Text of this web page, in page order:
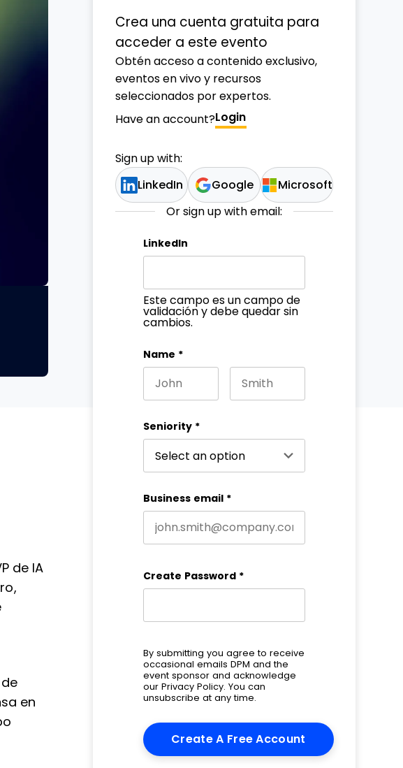
de IA
en
Crea una cuenta gratuita para
acceder a este evento
Obtén acceso a contenido exclusivo,
eventos en vivo y recursos
seleccionados por expertos.
Have an account?Login
Sign up with:
LinkedIn Google Microsoft
Or sign up with email:
LinkedIn
Este campo es un campo de
validación y debe quedar sin
cambios.
Name *
Seniority *
Business email *
Create Password *
By submitting you agree to receive
occasional emails DPM and the
event sponsor and acknowledge
our Privacy Policy. You can
unsubscribe at any time.